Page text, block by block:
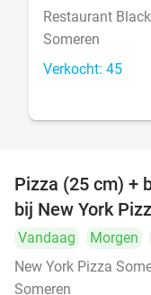
Restaurant
Someren
Verkocht: 45
Pizza (25 cm) +
bij New York
Vandaag Morgen
New York Pizza
Someren